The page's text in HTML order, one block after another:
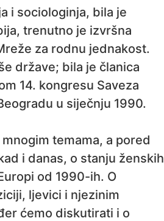
i sociologinja, bila je
trenutno je izvršna
za rodnu jednakost.
države; bila je članica
14. kongresu Saveza
u siječnju 1990.
temama, a pored
i danas, o stanju ženskih
od 1990-ih. O
ljevici i njezinim
ćemo diskutirati i o